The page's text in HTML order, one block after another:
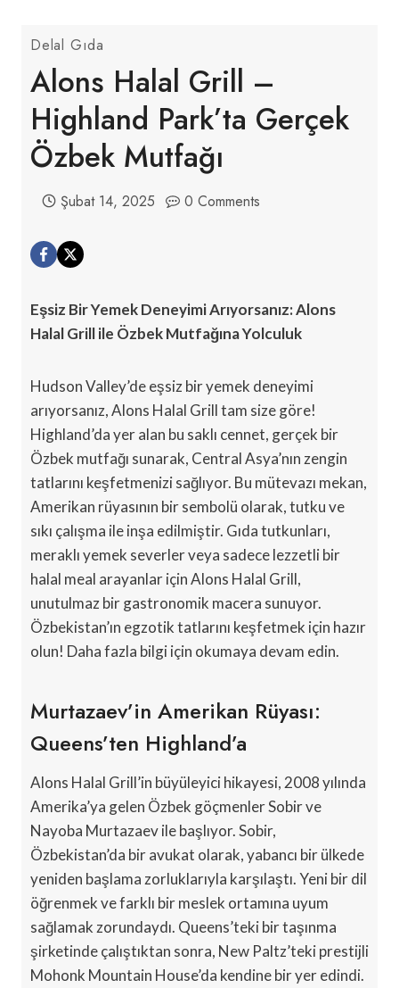
Delal Gıda
Alons Halal Grill –
Highland Park’ta Gerçek
Özbek Mutfağı
Şubat 14, 2025 0 Comments
Eşsiz Bir Yemek Deneyimi Arıyorsanız: Alons
Halal Grill ile Özbek Mutfağına Yolculuk
Hudson Valley’de eşsiz bir yemek deneyimi
arıyorsanız, Alons Halal Grill tam size göre!
Highland’da yer alan bu saklı cennet, gerçek bir
Özbek mutfağı sunarak, Central Asya’nın zengin
tatlarını keşfetmenizi sağlıyor. Bu mütevazı mekan,
Amerikan rüyasının bir sembolü olarak, tutku ve
sıkı çalışma ile inşa edilmiştir. Gıda tutkunları,
meraklı yemek severler veya sadece lezzetli bir
halal meal arayanlar için Alons Halal Grill,
unutulmaz bir gastronomik macera sunuyor.
Özbekistan’ın egzotik tatlarını keşfetmek için hazır
olun! Daha fazla bilgi için okumaya devam edin.
Murtazaev’in Amerikan Rüyası:
Queens’ten Highland’a
Alons Halal Grill’in büyüleyici hikayesi, 2008 yılında
Amerika’ya gelen Özbek göçmenler Sobir ve
Nayoba Murtazaev ile başlıyor. Sobir,
Özbekistan’da bir avukat olarak, yabancı bir ülkede
yeniden başlama zorluklarıyla karşılaştı. Yeni bir dil
öğrenmek ve farklı bir meslek ortamına uyum
sağlamak zorundaydı. Queens’teki bir taşınma
şirketinde çalıştıktan sonra, New Paltz’teki prestijli
Mohonk Mountain House’da kendine bir yer edindi.